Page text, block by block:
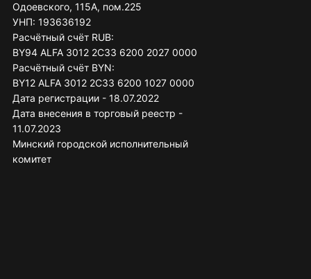
Одоевского, 115А, пом.225
УНП: 193636192
Расчётный счёт RUB:
BY94 ALFA 3012 2C33 6200 2027 0000
Расчётный счёт BYN:
BY12 ALFA 3012 2C33 6200 1027 0000
Дата регистрации - 18.07.2022
Дата внесения в торговый реестр -
11.07.2023
Минский городской исполнительный
комитет